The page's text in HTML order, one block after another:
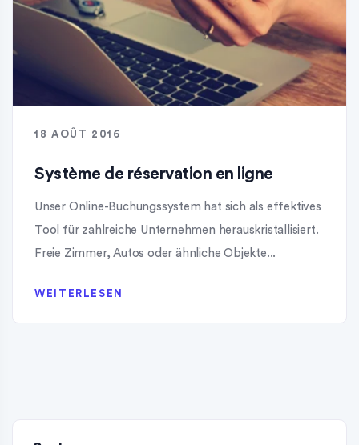
18 AOÛT 2016
Système de réservation en ligne
Unser Online-Buchungssystem hat sich als effektives
Tool für zahlreiche Unternehmen herauskristallisiert.
Freie Zimmer, Autos oder ähnliche Objekte...
WEITERLESEN